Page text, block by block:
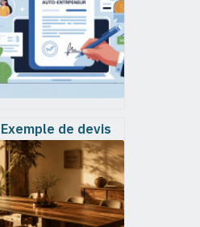
Exemple de devis
pour auto-
entrepreneur :
modèle, mentions
et bonnes
pratiques